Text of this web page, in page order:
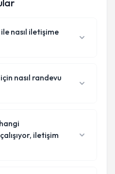
nasıl iletişime
nasıl randevu
iletişim